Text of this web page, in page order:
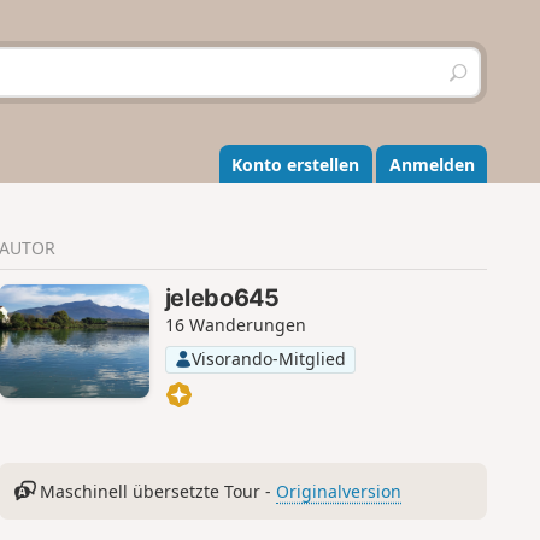
S
u
h
e
n
Konto erstellen Anmelden
AUTOR
jelebo645
16 Wanderungen
Visorando-Mitglied
Maschinell übersetzte Tour - Originalversion